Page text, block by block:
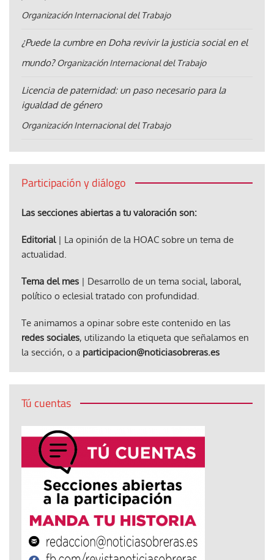
Organización Internacional del Trabajo
¿Puede la cumbre en Doha revivir la justicia social en el
mundo? Organización Internacional del Trabajo
Licencia de paternidad: un paso necesario para la
igualdad de género
Organización Internacional del Trabajo
Participación y diálogo
Las secciones abiertas a tu valoración son:
Editorial| La opinión de la HOAC sobre un tema de
actualidad.
Tema del mes | Desarrollo de un tema social, laboral,
político o eclesial tratado con profundidad.
Te animamos a opinar sobre este contenido en las
redes sociales, utilizando la etiqueta que señalamos en
la sección, o a participacion@noticiasobreras.es
Tú cuentas